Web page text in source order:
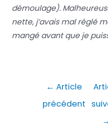
démoulage).
nette, j’avais mal réglé
mangé avant que je
Navigation
l’article
← Article
précédent